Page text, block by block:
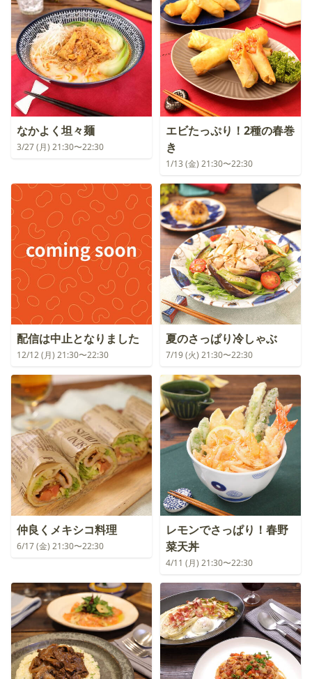
なかよく坦々麺
3/27 (月) 21:30〜22:30
エビたっぷり！2種の春巻
き
1/13 (金) 21:30〜22:30
配信は中止となりました
12/12 (月) 21:30〜22:30
夏のさっぱり冷しゃぶ
7/19 (火) 21:30〜22:30
仲良くメキシコ料理
6/17 (金) 21:30〜22:30
レモンでさっぱり！春野
菜天丼
4/11 (月) 21:30〜22:30